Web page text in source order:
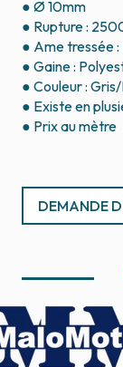
● Ø 10mm
● Rupture :
● Ame tressée
● Gaine :
● Couleur :
● Existe en
● Prix au mètre
DEMANDE